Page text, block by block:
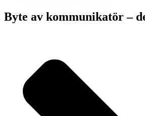
Byte av kommunikatör –